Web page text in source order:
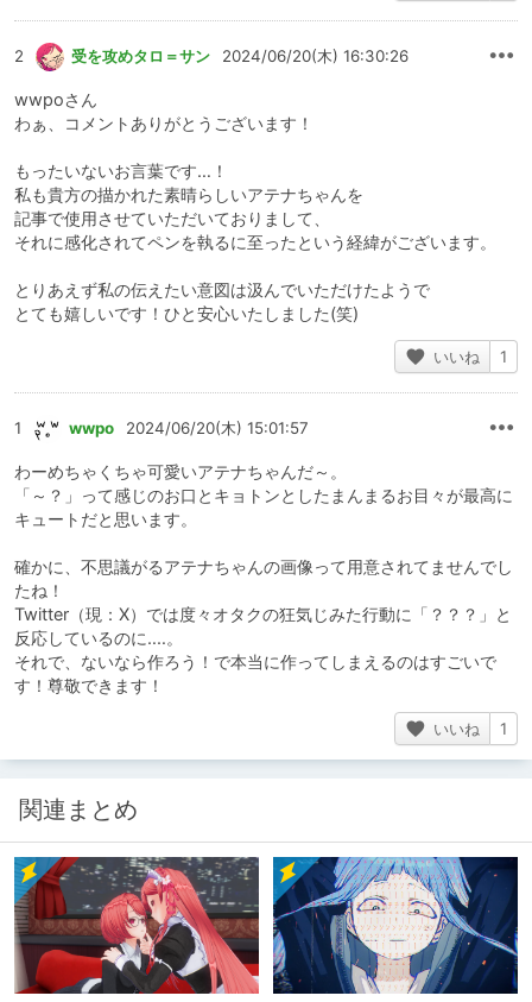
2 受を攻めタロ＝サン 2024/06/20(木) 16:30:26
wwpoさん
わぁ、コメントありがとうございます！
もったいないお言葉です…！
私も貴方の描かれた素晴らしいアテナちゃんを
記事で使用させていただいておりまして、
それに感化されてペンを執るに至ったという経緯がございます。
とりあえず私の伝えたい意図は汲んでいただけたようで
とても嬉しいです！ひと安心いたしました(笑)
いいね 1
1 wwpo 2024/06/20(木) 15:01:57
わーめちゃくちゃ可愛いアテナちゃんだ～。
「～？」って感じのお口とキョトンとしたまんまるお目々が最高に
キュートだと思います。
確かに、不思議がるアテナちゃんの画像って用意されてませんでし
たね！
Twitter（現：X）では度々オタクの狂気じみた行動に「？？？」と
反応しているのに‥‥。
それで、ないなら作ろう！で本当に作ってしまえるのはすごいで
す！尊敬できます！
いいね 1
関連まとめ